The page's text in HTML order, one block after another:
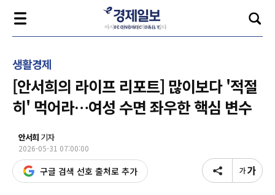
생활경제
[안서희의 라이프 리포트] 많이보다 '적절
히' 먹어라…여성 수면 좌우한 핵심 변수
안서희 기자
2026-05-31 07:00:00
구글 검색 선호 출처로 추가